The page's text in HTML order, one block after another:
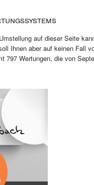
auf dieser Seite
Ihnen aber auf keinen Fall
797 Wertungen, die von